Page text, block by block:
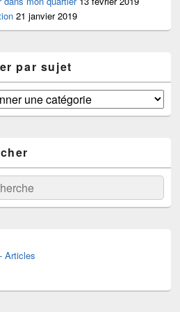
21 janvier 2019
par sujet
Articles